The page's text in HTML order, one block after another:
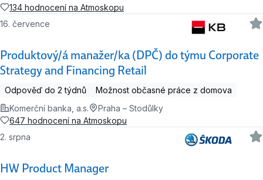
134 hodnocení na Atmoskopu
Produktový/á manažer/ka (DPČ) do týmu Corporate
Strategy and Financing Retail
16. července
Odpověď do 2 týdnů
Možnost občasné práce z domova
Komerční banka, a.s.
Praha – Stodůlky
647 hodnocení na Atmoskopu
HW Product Manager
2. srpna